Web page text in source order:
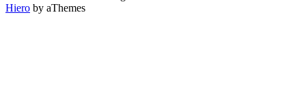
Hiero by aThemes